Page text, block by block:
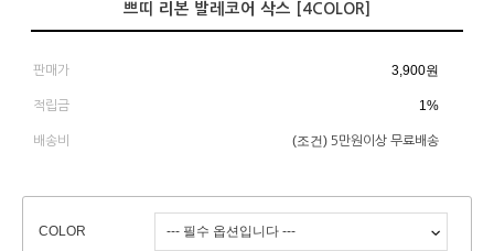
쁘띠 리본 발레코어 삭스 [4COLOR]
판매가 3,900원
적립금 1%
배송비 (조건) 5만원이상 무료배송
COLOR